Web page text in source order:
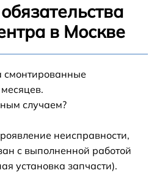
в Москве
смонтированные
случаем?
неисправности,
с выполненной работой
установка запчасти).